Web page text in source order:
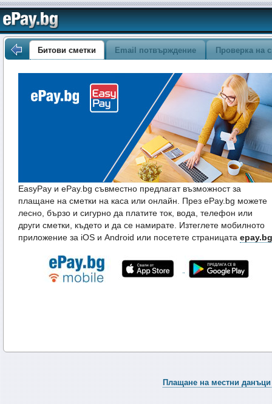
Битови сметки Email потвърждение Проверка на
EasyPay и ePay.bg съвместно предлагат възможност за
плащане на сметки на каса или онлайн. През ePay.bg можете
лесно, бързо и сигурно да платите ток, вода, телефон или
други сметки, където и да се намирате. Изтеглете мобилното
приложение за iOS и Android или посетете страницата
Плащане на местни данъци